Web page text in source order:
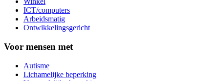
ICT/computers
Arbeidsmatig
Ontwikkelingsgericht
Voor mensen met
Autisme
Lichamelijke beperking